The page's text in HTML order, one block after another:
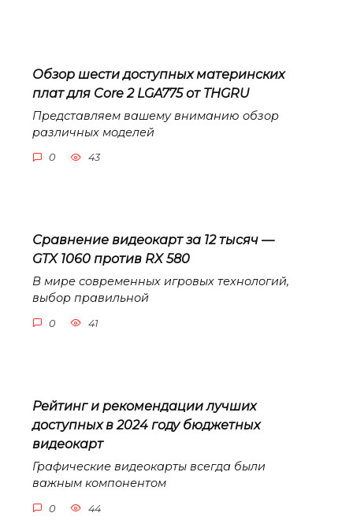
Обзор шести доступных материнских
плат для Core 2 LGA775 от THGRU
Представляем вашему вниманию обзор
различных моделей
0 43
Сравнение видеокарт за 12 тысяч —
GTX 1060 против RX 580
В мире современных игровых технологий,
выбор правильной
0 41
Рейтинг и рекомендации лучших
доступных в 2024 году бюджетных
видеокарт
Графические видеокарты всегда были
важным компонентом
0 44